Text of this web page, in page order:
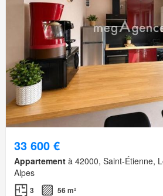
33 600 €
Appartement à 42000, Saint-Étienne,
Alpes
3 56 m²